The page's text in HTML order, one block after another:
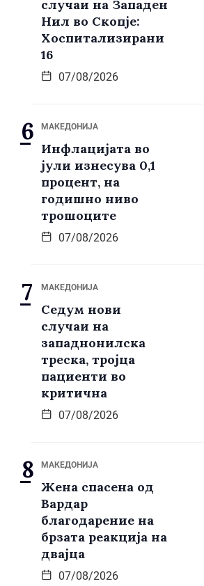
случаи на Западен
Нил во Скопје:
Хоспитализирани
16
07/08/2026
МАКЕДОНИЈА
Инфлацијата во
јули изнесува 0,1
процент, на
годишно ниво
трошоците
07/08/2026
МАКЕДОНИЈА
Седум нови
случаи на
западнонилска
треска, тројца
пациенти во
критична
07/08/2026
МАКЕДОНИЈА
Жена спасена од
Вардар
благодарение на
брзата реакција на
двајца
07/08/2026